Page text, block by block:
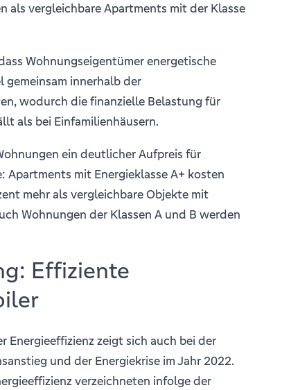
als vergleichbare Apartments mit der Klasse
Wohnungseigentümer energetische
gemeinsam innerhalb der
wodurch die finanzielle Belastung für
als bei Einfamilienhäusern.
ein deutlicher Aufpreis für
Apartments mit Energieklasse A+ kosten
mehr als vergleichbare Objekte mit
Wohnungen der Klassen A und B werden
Effiziente
Energieeffizienz zeigt sich auch bei der
und der Energiekrise im Jahr 2022.
verzeichneten infolge der